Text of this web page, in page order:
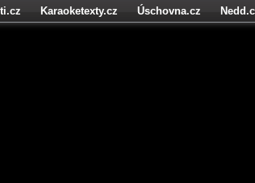
Karaoketexty.cz Úschovna.cz